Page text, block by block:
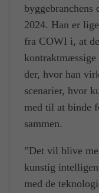
2024. Han er
fra COWI i, at
der, hvor han
scenarier, hvor
med til at binde
sammen.
”Det vil blive
kunstig
med de